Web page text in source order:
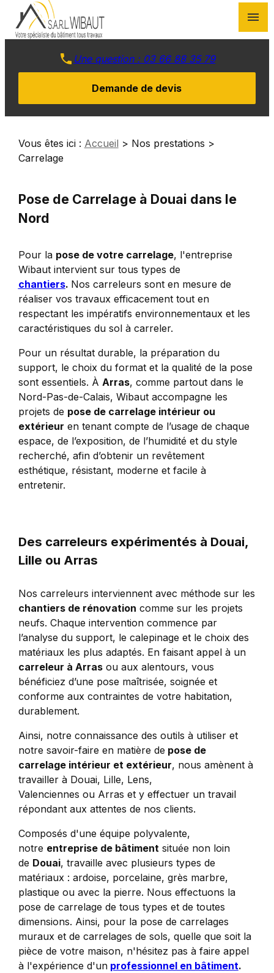
menu
03 66 88 35 79
Demande de devis
Vous êtes ici : Accueil > Nos prestations >
Carrelage
Pose de Carrelage à Douai dans le
Nord
Pour la pose de votre carrelage, l'entreprise
Wibaut intervient sur tous types de
chantiers. Nos carreleurs sont en mesure de
réaliser vos travaux efficacement tout en
respectant les impératifs environnementaux et les
caractéristiques du sol à carreler.
Pour un résultat durable, la préparation du
support, le choix du format et la qualité de la pose
sont essentiels. À Arras, comme partout dans le
Nord-Pas-de-Calais, Wibaut accompagne les
projets de pose de carrelage intérieur ou
extérieur en tenant compte de l’usage de chaque
espace, de l’exposition, de l’humidité et du style
recherché, afin d’obtenir un revêtement
esthétique, résistant, moderne et facile à
entretenir.
Des carreleurs expérimentés à Douai,
Lille ou Arras
Nos carreleurs interviennent avec méthode sur les
chantiers de rénovation comme sur les projets
neufs. Chaque intervention commence par
l’analyse du support, le calepinage et le choix des
matériaux les plus adaptés. En faisant appel à un
carreleur à Arrasou aux alentours, vous
bénéficiez d’une pose maîtrisée, soignée et
conforme aux contraintes de votre habitation,
durablement.
Ainsi, notre connaissance des outils à utiliser et
notre savoir-faire en matière de pose de
carrelage intérieur et extérieur, nous amènent à
travailler à Douai, Lille, Lens,
Valenciennes ou Arras et y effectuer un travail
répondant aux attentes de nos clients.
Composés d'une équipe polyvalente,
notre entreprise de bâtimentsituée non loin
de Douai, travaille avec plusieurs types de
matériaux : ardoise, porcelaine, grès marbre,
plastique ou avec la pierre. Nous effectuons la
pose de carrelage de tous types et de toutes
dimensions. Ainsi, pour la pose de carrelages
muraux et de carrelages de sols, quelle que soit la
pièce de votre maison, n'hésitez pas à faire appel
à l'expérience d'un professionnel en bâtiment.
Panneau de gestion des cookies